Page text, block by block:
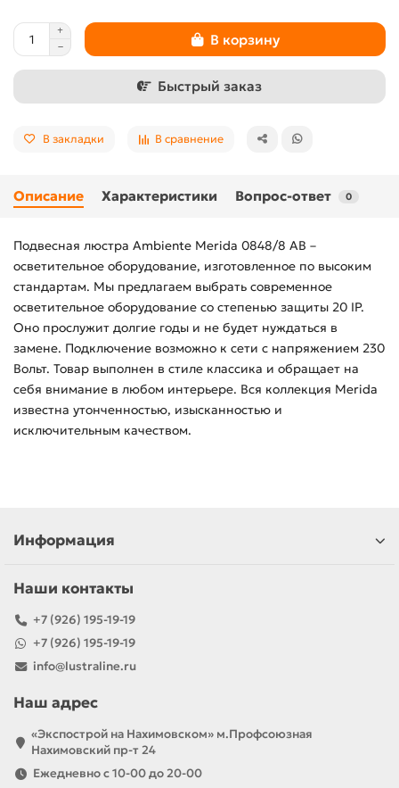
В корзину
Быстрый заказ
В закладки В сравнение
Описание Характеристики Вопрос-ответ 0
Подвесная люстра Ambiente Merida 0848/8 AB –
осветительное оборудование, изготовленное по высоким
стандартам. Мы предлагаем выбрать современное
осветительное оборудование со степенью защиты 20 IP.
Оно прослужит долгие годы и не будет нуждаться в
замене. Подключение возможно к сети с напряжением 230
Вольт. Товар выполнен в стиле классика и обращает на
себя внимание в любом интерьере. Вся коллекция Merida
известна утонченностью, изысканностью и
исключительным качеством.
Информация
Наши контакты
+7 (926) 195-19-19
+7 (926) 195-19-19
info@lustraline.ru
Наш адрес
«Экспострой на Нахимовском» м.Профсоюзная
Нахимовский пр-т 24
Ежедневно с 10-00 до 20-00